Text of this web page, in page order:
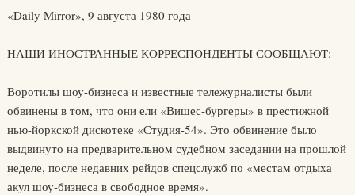
«Daily Mirror», 9 августа 1980 года
НАШИ ИНОСТРАННЫЕ КОРРЕСПОНДЕНТЫ СООБЩАЮТ:
Воротилы шоу-бизнеса и известные тележурналисты были
обвинены в том, что они ели «Вишес-бургеры» в престижной
нью-йоркской дискотеке «Студия-54». Это обвинение было
выдвинуто на предварительном судебном заседании на прошлой
неделе, после недавних рейдов спецслужб по «местам отдыха
акул шоу-бизнеса в свободное время».